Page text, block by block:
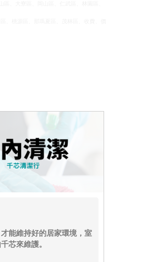
能維持好的居家環境，室
芯來維護。